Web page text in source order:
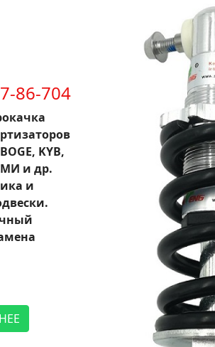
86-704
KYB,
и др.
и